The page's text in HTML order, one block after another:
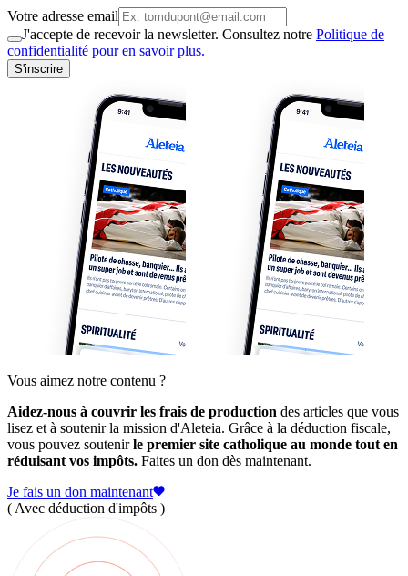
Votre adresse email
J'accepte de recevoir la newsletter. Consultez notre Politique de
confidentialité pour en savoir plus.
S'inscrire
Vous aimez notre contenu ?
Aidez-nous à couvrir les frais de production des articles que vous
lisez et à soutenir la mission d'Aleteia. Grâce à la déduction fiscale,
vous pouvez soutenirle premier site catholique au monde tout en
réduisant vos impôts. Faites un don dès maintenant.
Je fais un don maintenant
( Avec déduction d'impôts )